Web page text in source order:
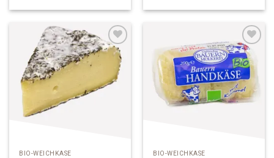
€26.90€19.90.
Add to
Wishlist
BIO-WEICHKÄSE
Add to
Wishlist
BIO-WEICHKÄSE